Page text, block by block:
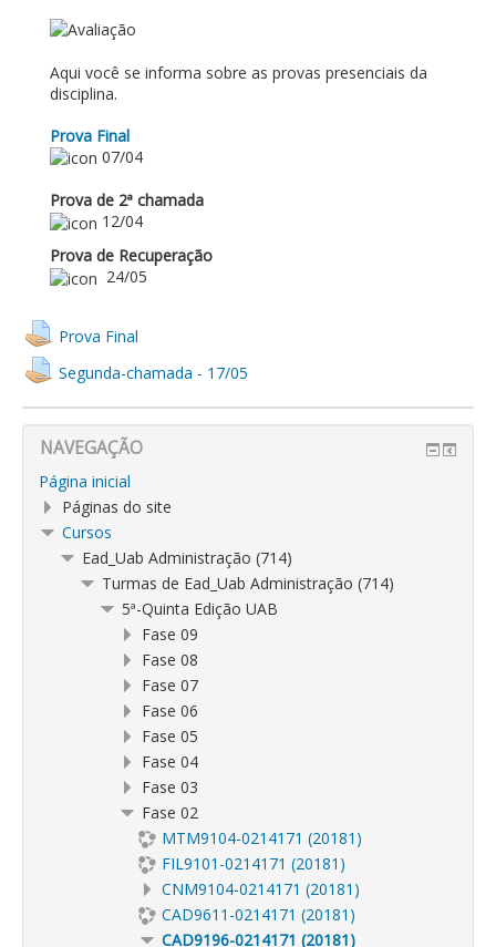
Aqui você se informa sobre as provas presenciais da
disciplina.
Prova Final
07/04
Prova de 2ª chamada
12/04
Prova de Recuperação
24/05
Prova Final
Segunda-chamada - 17/05
NAVEGAÇÃO
Página inicial
Páginas do site
Cursos
Ead_Uab Administração (714)
Turmas de Ead_Uab Administração (714)
5ª-Quinta Edição UAB
Fase 09
Fase 08
Fase 07
Fase 06
Fase 05
Fase 04
Fase 03
Fase 02
MTM9104-0214171 (20181)
FIL9101-0214171 (20181)
CNM9104-0214171 (20181)
CAD9611-0214171 (20181)
CAD9196-0214171 (20181)